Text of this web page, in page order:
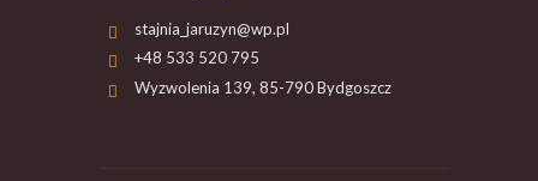
stajnia_jaruzyn@wp.pl
+48 533 520 795
Wyzwolenia 139, 85-790 Bydgoszcz